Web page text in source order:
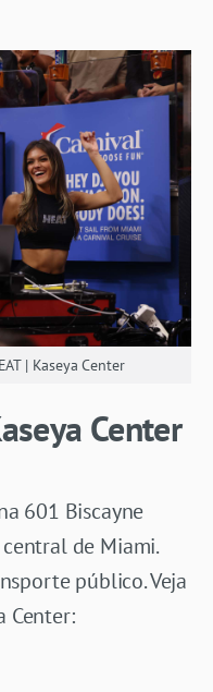
| Kaseya Center
Center
601 Biscayne
de Miami.
público. Veja
Center: